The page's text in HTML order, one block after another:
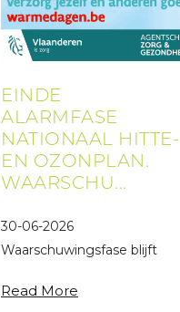
EINDE
ALARMFASE
NATIONAAL HITTE-
EN OZONPLAN.
WAARSCHU...
30-06-2026
Waarschuwingsfase blijft
Read More